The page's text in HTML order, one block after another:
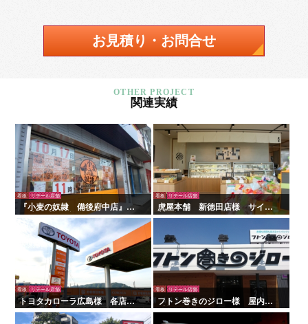
お見積り・お問合せ
関連実績
看板 リテール店舗
『小麦の奴隷 備後府中店』様
の壁面看板の施工を行いまし
看板 リテール店舗
虎屋本舗 新徳田店様 サイン
製作施工
看板 リテール店舗
トヨタカローラ広島様 各店舗
サイン工事
看板 リテール店舗
フトン巻きのジロー様 屋内外
看板・サイン